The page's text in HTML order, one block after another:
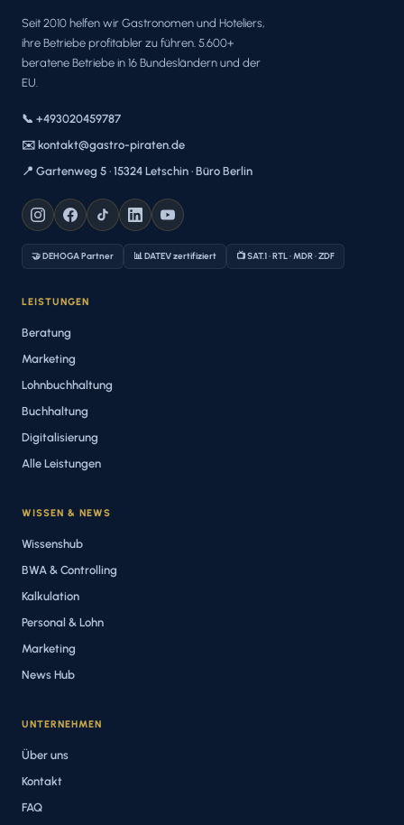
Seit 2010 helfen wir Gastronomen und Hoteliers,
ihre Betriebe profitabler zu führen. 5.600+
beratene Betriebe in 16 Bundesländern und der
EU.
📞 +493020459787
✉️ kontakt@gastro-piraten.de
📍 Gartenweg 5 · 15324 Letschin · Büro Berlin
🤝 DEHOGA Partner 📊 DATEV zertifiziert 📺 SAT.1 · RTL · MDR · ZDF
LEISTUNGEN
Beratung
Marketing
Lohnbuchhaltung
Buchhaltung
Digitalisierung
Alle Leistungen
WISSEN & NEWS
Wissenshub
BWA & Controlling
Kalkulation
Personal & Lohn
Marketing
News Hub
UNTERNEHMEN
Über uns
Kontakt
FAQ